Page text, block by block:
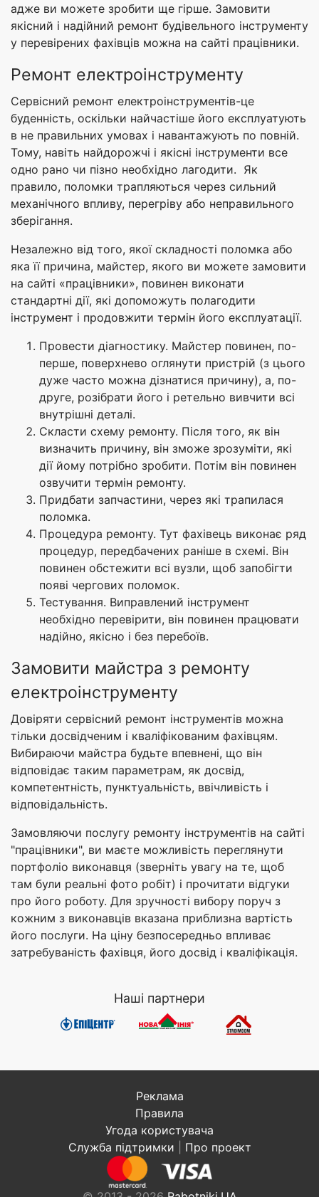
адже ви можете зробити ще гірше. Замовити
якісний і надійний ремонт будівельного інструменту
у перевірених фахівців можна на сайті працівники.
Ремонт електроінструменту
Сервісний ремонт електроінструментів-це
буденність, оскільки найчастіше його експлуатують
в не правильних умовах і навантажують по повній.
Тому, навіть найдорожчі і якісні інструменти все
одно рано чи пізно необхідно лагодити. Як
правило, поломки трапляються через сильний
механічного впливу, перегріву або неправильного
зберігання.
Незалежно від того, якої складності поломка або
яка її причина, майстер, якого ви можете замовити
на сайті «працівники», повинен виконати
стандартні дії, які допоможуть полагодити
інструмент і продовжити термін його експлуатації.
Провести діагностику. Майстер повинен, по-
перше, поверхнево оглянути пристрій (з цього
дуже часто можна дізнатися причину), а, по-
друге, розібрати його і ретельно вивчити всі
внутрішні деталі.
Скласти схему ремонту. Після того, як він
визначить причину, він зможе зрозуміти, які
дії йому потрібно зробити. Потім він повинен
озвучити термін ремонту.
Придбати запчастини, через які трапилася
поломка.
Процедура ремонту. Тут фахівець виконає ряд
процедур, передбачених раніше в схемі. Він
повинен обстежити всі вузли, щоб запобігти
появі чергових поломок.
Тестування. Виправлений інструмент
необхідно перевірити, він повинен працювати
надійно, якісно і без перебоїв.
Замовити майстра з ремонту
електроінструменту
Довіряти сервісний ремонт інструментів можна
тільки досвідченим і кваліфікованим фахівцям.
Вибираючи майстра будьте впевнені, що він
відповідає таким параметрам, як досвід,
компетентність, пунктуальність, ввічливість і
відповідальність.
Замовляючи послугу ремонту інструментів на сайті
"працівники", ви маєте можливість переглянути
портфоліо виконавця (зверніть увагу на те, щоб
там були реальні фото робіт) і прочитати відгуки
про його роботу. Для зручності вибору поруч з
кожним з виконавців вказана приблизна вартість
його послуги. На ціну безпосередньо впливає
затребуваність фахівця, його досвід і кваліфікація.
Наші партнери
Реклама
Правила
Угода користувача
Служба підтримки
Про проект